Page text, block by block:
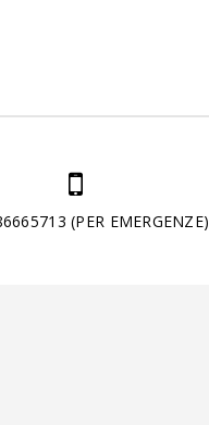
(PER EMERGENZE)